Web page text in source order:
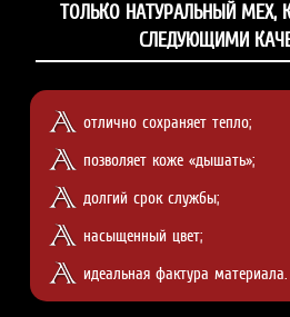
ТОЛЬКО НАТУРАЛЬНЫЙ МЕХ,
СЛЕДУЮЩИМИ
отлично сохраняет тепло;
позволяет коже «дышать»;
долгий срок службы;
насыщенный цвет;
идеальная фактура материала.